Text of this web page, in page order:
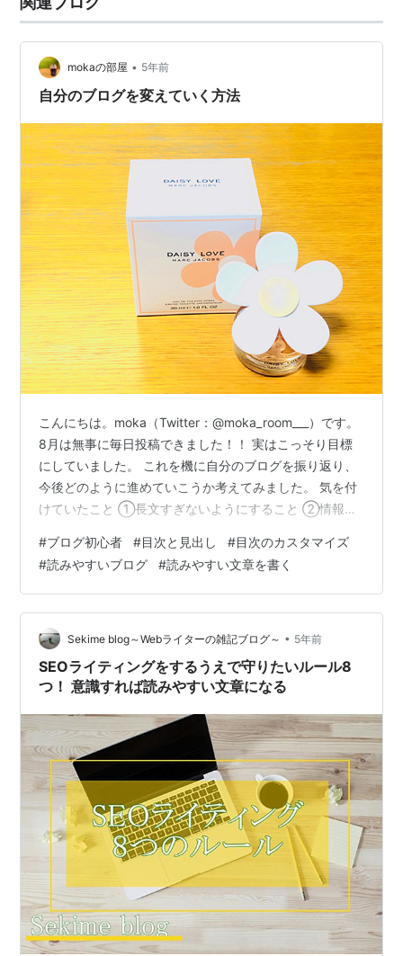
mokaの部屋 • 5年前
自分のブログを変えていく方法
こんにちは。moka（Twitter：@moka_room___）です。
8月は無事に毎日投稿できました！！ 実はこっそり目標
にしていました。 これを機に自分のブログを振り返り、
今後どのように進めていこうか考えてみました。 気を付
けていたこと ①長文すぎないようにすること ②情報源
と ①１文が長い ②漢字や専門用語の羅列 ③メリハリ
のない文章 今後の対策 ①目次を付ける ②キーワードを
選定する ③いろいろなブログを読む 気を付けていたこ
と ①長文すぎないようにすること 自分が文章を読むこ
とが得意ではないので1つ1つの記事を長くしすぎないよ
うに…
#ブログ初心者 #目次と見出し #目次のカスタマイズ
#読みやすいブログ #読みやすい文章を書く
Sekime blog～Webライターの雑記ブログ～ • 5年前
SEOライティングをするうえで守りたいルール8
つ！ 意識すれば読みやすい文章になる